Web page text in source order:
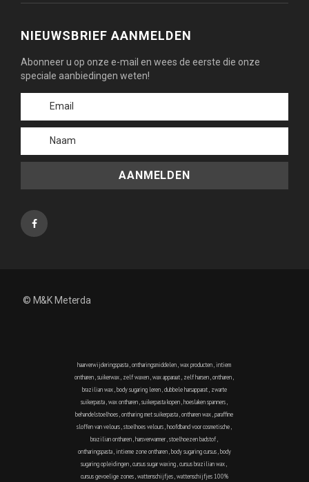
NIEUWSBRIEF AANMELDEN
Abonneer u op onze e-mail en wees de eerste die onze
speciale aanbiedingen weten!
AANMELDEN
© M&K Meterda
haarverwijderingspasta,ontharingsmiddelen,wax producten,intiem
ontharen,suikerwax, zelf waxen,wax apparaat, zelf harsen,ontharen,
brazilian wax,body sugaring leren,dubbele harsapparat, zwarte
suikerpasta,wax ontharen,suikerpasta kopen,hoeslaken spanners,
behandelstoelhoes,ontharing met suikerpasta,ontharen wax,paraffine
sloffen van velours,stoelhoes velours,hoofdband voor cosmetische,
brazilian ontharen,harsverwarmer,stoelhoezen badstof,
ontharingspasta,intieme zone ontharen,body sugaring cursus,body
sugaring opleidingen,cursus sugar waxing,cursus brazilian wax,
cursus gevoelige zones,wattenschijfjes,wattenschijfjes 100%